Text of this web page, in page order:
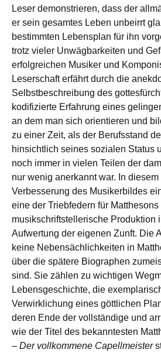
Leser demonstrieren, dass der
er sein gesamtes Leben unbeirrt
bestimmten Lebensplan für ihn
trotz vieler Unwägbarkeiten und
erfolgreichen Musiker und
Leserschaft erfährt durch die
Selbstbeschreibung des
kodifizierte Erfahrung eines
an dem man sich orientieren und
zu einer Zeit, als der Berufsstand
hinsichtlich seines sozialen Status
noch immer in vielen Teilen der
nur wenig anerkannt war. In
Verbesserung des Musikerbildes
eine der Triebfedern für
musikschriftstellerische Produktion
Aufwertung der eigenen Zunft. Die
keine Nebensächlichkeiten in
über die spätere Biographen
sind. Sie zählen zu wichtigen
Lebensgeschichte, die
Verwirklichung eines göttlichen
deren Ende der vollständige und
wie der Titel des bekanntesten
– Der vollkommene Capellmeister